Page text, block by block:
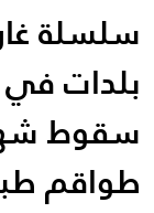
سلسلة
بلدات
سقوط
طواقم